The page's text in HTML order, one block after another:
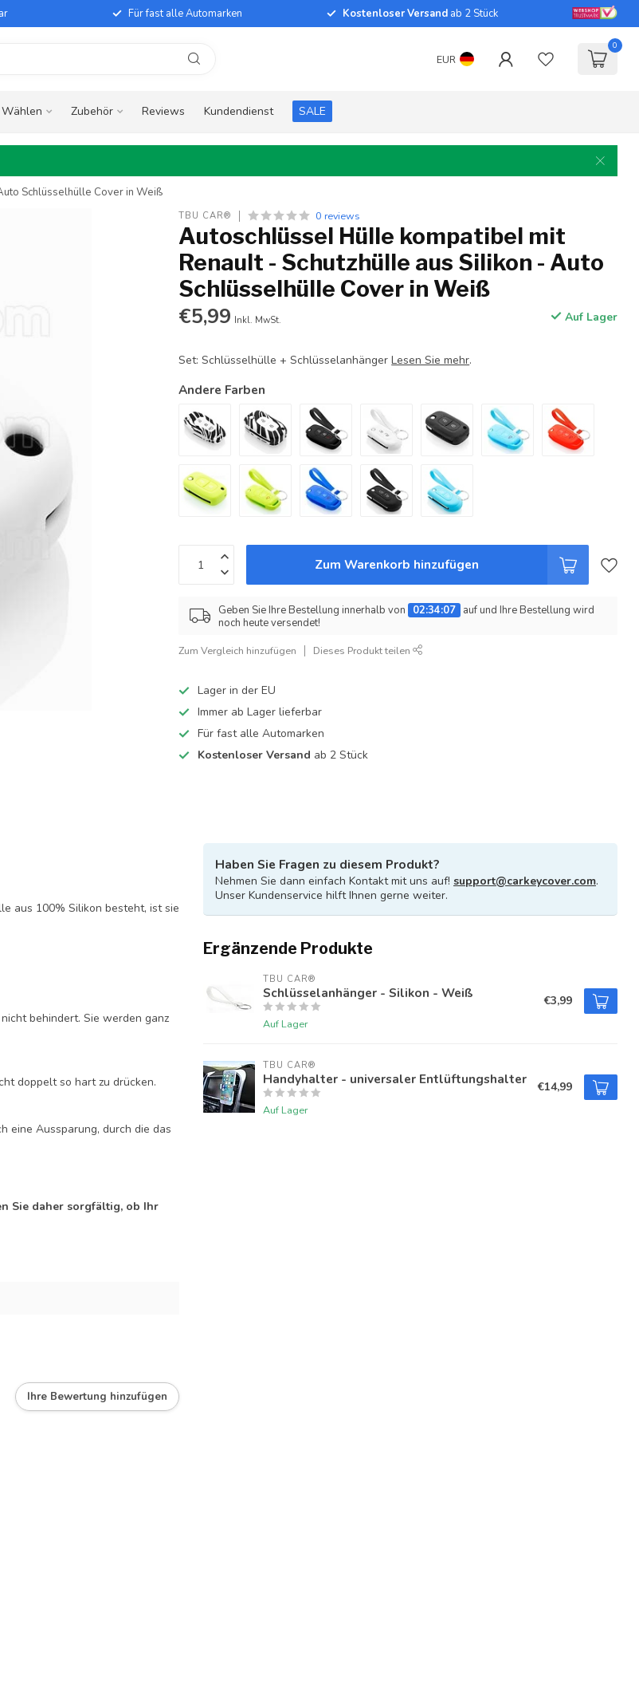
Für fast alle Automarken Kostenloser Versand ab 2 Stück
EUR
0
Zubehör Reviews Kundendienst SALE
Schlüsselhülle Cover in Weiß
TBU CAR® 0 reviews
Autoschlüssel Hülle kompatibel mit
Renault - Schutzhülle aus Silikon - Auto
Schlüsselhülle Cover in Weiß
€5,99 Inkl. MwSt. Auf Lager
Set: Schlüsselhülle + SchlüsselanhängerLesen Sie mehr.
Andere Farben
Zum Warenkorb hinzufügen
Geben Sie Ihre Bestellung innerhalb von 02:34:06 auf und Ihre Bestellung wird
noch heute versendet!
Zum Vergleich hinzufügen Dieses Produkt teilen
Lager in der EU
Immer ab Lager lieferbar
Für fast alle Automarken
Kostenloser Versand ab 2 Stück
aus 100% Silikon besteht, ist sie
behindert. Sie werden ganz
doppelt so hart zu drücken.
eine Aussparung, durch die das
Sie daher sorgfältig, ob Ihr
Ihre Bewertung hinzufügen
Haben Sie Fragen zu diesem Produkt?
Nehmen Sie dann einfach Kontakt mit uns auf! support@carkeycover.com.
Unser Kundenservice hilft Ihnen gerne weiter.
Ergänzende Produkte
TBU CAR®
Schlüsselanhänger - Silikon - Weiß
Auf Lager
€3,99
TBU CAR®
Handyhalter - universaler Entlüftungshalter
Auf Lager
€14,99